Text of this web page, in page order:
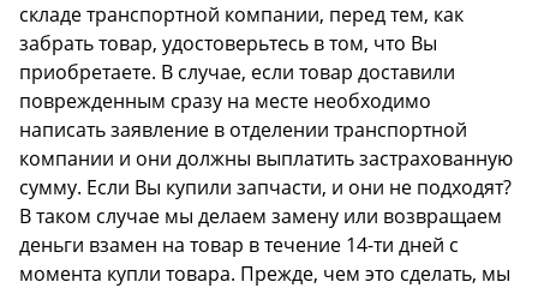
складе транспортной компании, перед тем, как
забрать товар, удостоверьтесь в том, что Вы
приобретаете. В случае, если товар доставили
поврежденным сразу на месте необходимо
написать заявление в отделении транспортной
компании и они должны выплатить застрахованную
сумму. Если Вы купили запчасти, и они не подходят?
В таком случае мы делаем замену или возвращаем
деньги взамен на товар в течение 14-ти дней с
момента купли товара. Прежде, чем это сделать, мы